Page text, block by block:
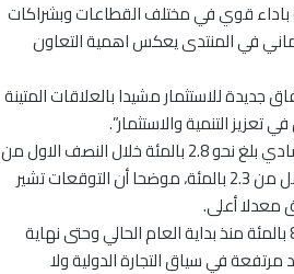
قوي في مختلف القطاعات وبشراكات
في المنتدى يعكس اهمية التعاون
جديدة للاستثمار مشيدا بالعلاقات المتينة
تعزيز التنمية والاستثمار”.
واوضح ان الاقتصاد الاردني يسير بخطى ثابتة، مشيرا الى ان معدل النمو الاقتصادي بلغ نحو 2.8 بالمئة خلال النصف الاول من
العام الحالي وهو اعلى من توقعات صندوق النقد الدولي التي قدرت النمو باقل من 2.3 بالمئة، موضحا أن التوقعات تشير
معدلا أعلى.
وفيما يتعلق بالصادرات الاردنية، اشار القضاة الى انها ارتفعت بنسبة تجاوزت 8.5 بالمئة منذ بداية العام الحالي وحتى نهاية
في سياق التجارة الدولية ولا